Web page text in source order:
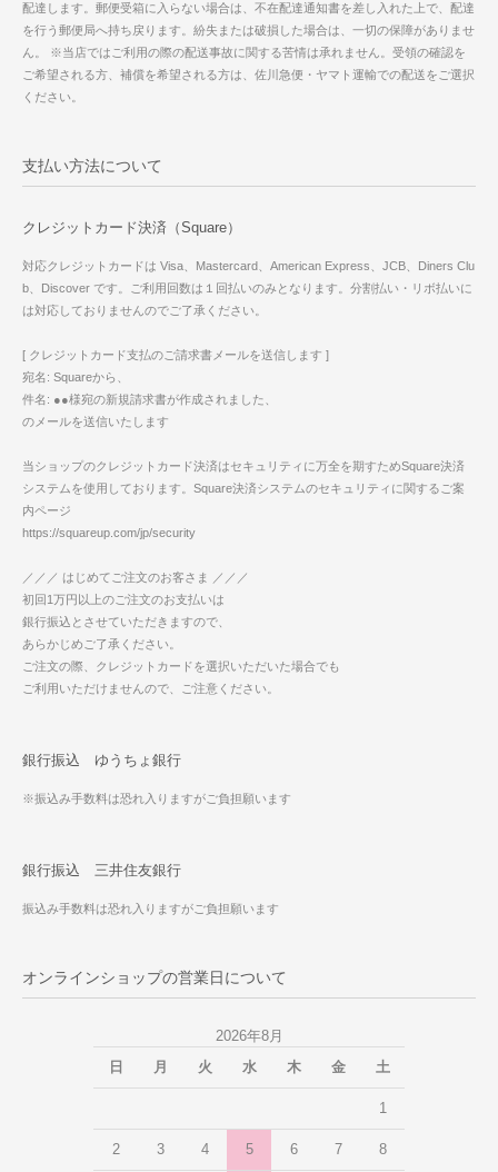
配達します。郵便受箱に入らない場合は、不在配達通知書を差し入れた上で、配達
を行う郵便局へ持ち戻ります。紛失または破損した場合は、一切の保障がありませ
ん。 ※当店ではご利用の際の配送事故に関する苦情は承れません。受領の確認を
ご希望される方、補償を希望される方は、佐川急便・ヤマト運輸での配送をご選択
ください。
支払い方法について
クレジットカード決済（Square）
対応クレジットカードは Visa、Mastercard、American Express、JCB、Diners Clu
b、Discover です。ご利用回数は１回払いのみとなります。分割払い・リボ払いに
は対応しておりませんのでご了承ください。
[ クレジットカード支払のご請求書メールを送信します ]
宛名: Squareから、
件名: ●●様宛の新規請求書が作成されました、
のメールを送信いたします
当ショップのクレジットカード決済はセキュリティに万全を期すためSquare決済
システムを使用しております。Square決済システムのセキュリティに関するご案
内ページ
https://squareup.com/jp/security
／／／ はじめてご注文のお客さま ／／／
初回1万円以上のご注文のお支払いは
銀行振込とさせていただきますので、
あらかじめご了承ください。
ご注文の際、クレジットカードを選択いただいた場合でも
ご利用いただけませんので、ご注意ください。
銀行振込 ゆうちょ銀行
※振込み手数料は恐れ入りますがご負担願います
銀行振込 三井住友銀行
振込み手数料は恐れ入りますがご負担願います
オンラインショップの営業日について
2026年8月
日
月 火 水 木 金 土
1
2 3 4 5 6 7 8